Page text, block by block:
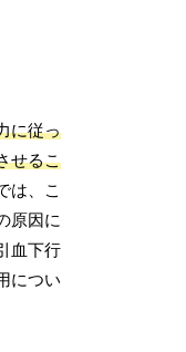
に従っ
せるこ
は、こ
原因に
血下行
につい